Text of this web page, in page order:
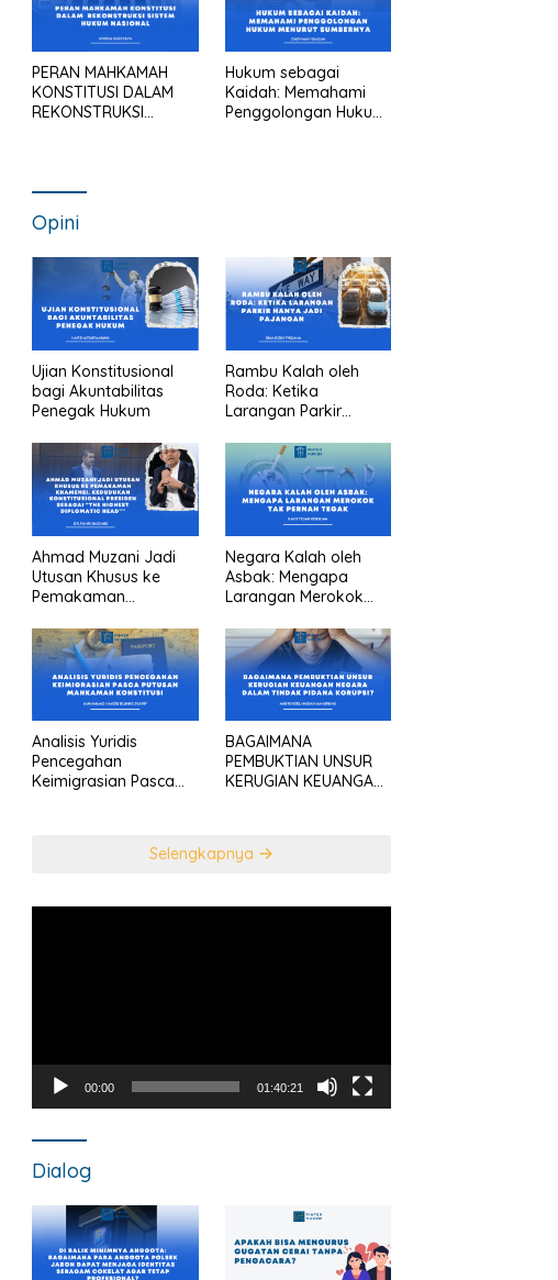
PERAN MAHKAMAH
KONSTITUSI DALAM
REKONSTRUKSI
Hukum sebagai
Kaidah: Memahami
Penggolongan Hukum
Opini
Ujian Konstitusional
bagi Akuntabilitas
Penegak Hukum
Rambu Kalah oleh
Roda: Ketika
Larangan Parkir
Ahmad Muzani Jadi
Utusan Khusus ke
Pemakaman
konstitusional
Presiden sebagai “the
highest diplomatic
head””
Negara Kalah oleh
Asbak: Mengapa
Larangan Merokok
Analisis Yuridis
Pencegahan
Keimigrasian Pasca
BAGAIMANA
PEMBUKTIAN UNSUR
KERUGIAN KEUANGAN
Selengkapnya
00:00 01:40:21
Dialog